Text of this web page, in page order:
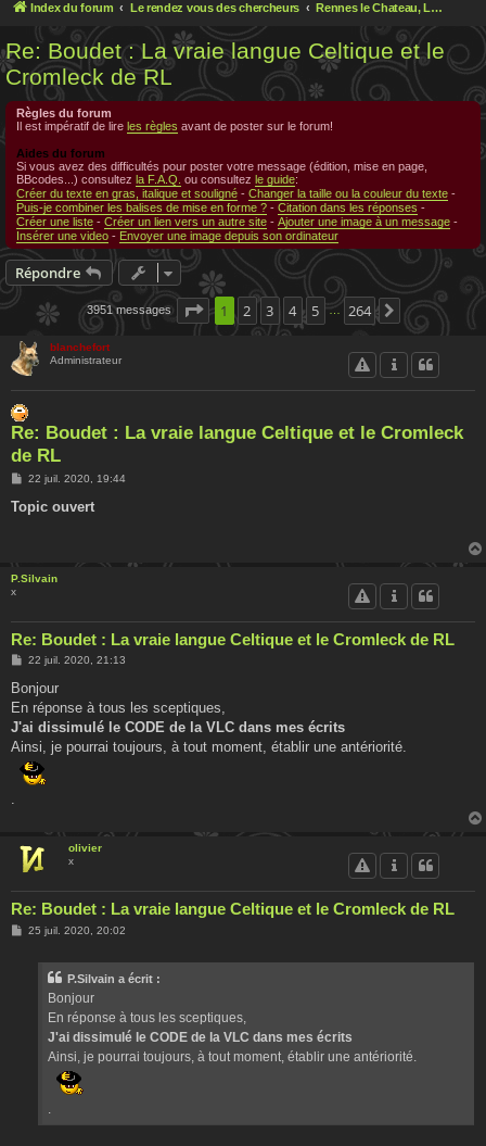
Index du forum Le rendez vous des chercheurs Rennes le Chateau, Le rendez-vous des chercheurs
Re: Boudet : La vraie langue Celtique et le
Cromleck de RL
Règles du forum
Il est impératif de lire les règles avant de poster sur le forum!
Aides du forum
Si vous avez des difficultés pour poster votre message (édition, mise en page,
BBcodes...) consultez la F.A.Q. ou consultez le guide:
Créer du texte en gras, italique et souligné - Changer la taille ou la couleur du texte -
Puis-je combiner les balises de mise en forme ? - Citation dans les réponses -
Créer une liste - Créer un lien vers un autre site - Ajouter une image à un message -
Insérer une video - Envoyer une image depuis son ordinateur
Répondre
3951 messages Page sur264
1 2 3 4 5 … 264 Suivante
blanchefort
Administrateur
Re: Boudet : La vraie langue Celtique et le Cromleck
de RL
M
s
s
22 juil. 2020, 19:44
Topic ouvert
P.Silvain
x
Re: Boudet : La vraie langue Celtique et le Cromleck de RL
M
s
a
g
22 juil. 2020, 21:13
Bonjour
En réponse à tous les sceptiques,
J'ai dissimulé le CODE de la VLC dans mes écrits
Ainsi, je pourrai toujours, à tout moment, établir une antériorité.
.
olivier
x
Re: Boudet : La vraie langue Celtique et le Cromleck de RL
M25 juil. 2020, 20:02
P.Silvain a écrit :
Bonjour
En réponse à tous les sceptiques,
J'ai dissimulé le CODE de la VLC dans mes écrits
Ainsi, je pourrai toujours, à tout moment, établir une antériorité.
.